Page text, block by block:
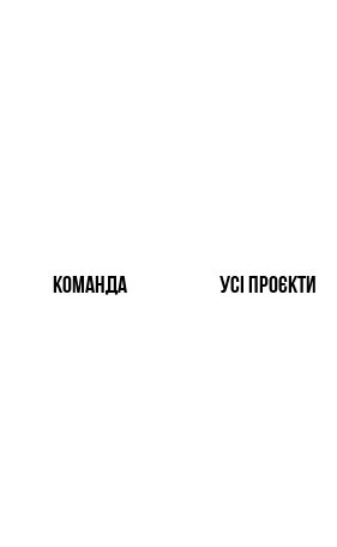
команда усі проєкти